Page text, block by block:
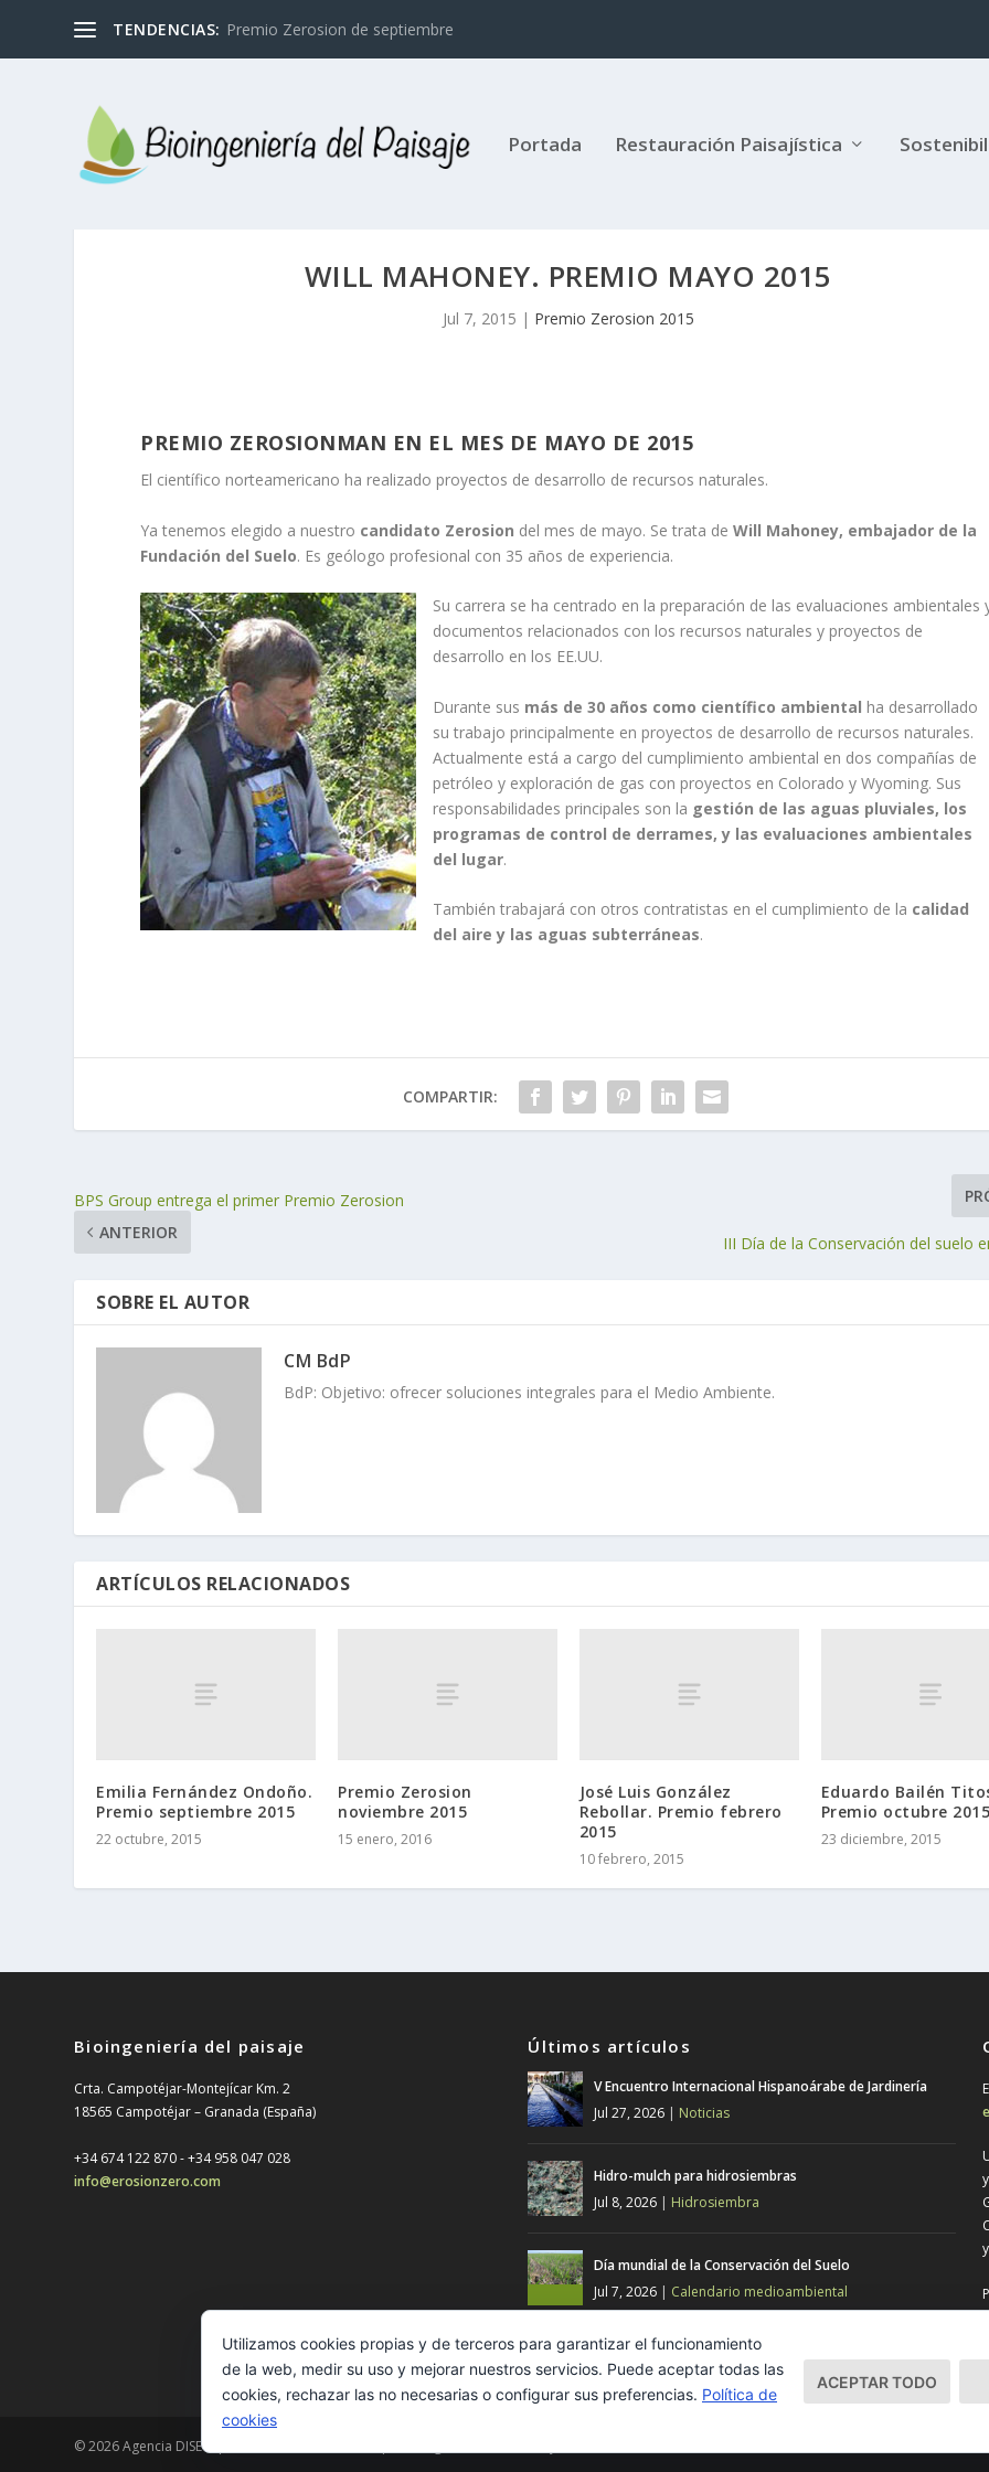
TENDENCIAS: Premio Zerosion de septiembre
Portada Restauración Paisajística
WILL MAHONEY. PREMIO MAYO 2015
Jul 7, 2015 | Premio Zerosion 2015
PREMIO ZEROSIONMAN EN EL MES DE MAYO DE 2015
El científico norteamericano ha realizado proyectos de desarrollo de recursos naturales.
Ya tenemos elegido a nuestro candidato Zerosion del mes de mayo. Se trata deWill Mahoney, embajador de la
Fundación del Suelo. Es geólogo profesional con 35 años de experiencia.
Su carrera se ha centrado en la preparación de las evaluaciones ambientales
documentos relacionados con los recursos naturales y proyectos de
desarrollo en los EE.UU.
Durante sus más de 30 años como científico ambiental ha desarrollado
su trabajo principalmente en proyectos de desarrollo de recursos naturales.
Actualmente está a cargo del cumplimiento ambiental en dos compañías de
petróleo y exploración de gas con proyectos en Colorado y Wyoming. Sus
responsabilidades principales son la gestión de las aguas pluviales, los
programas de control de derrames, y las evaluaciones ambientales
del lugar.
También trabajará con otros contratistas en el cumplimiento de la calidad
del aire y las aguas subterráneas.
COMPARTIR:
BPS Group entrega el primer Premio Zerosion
ANTERIOR
III Día de la Conservación del suelo
SOBRE EL AUTOR
CM BdP
BdP: Objetivo: ofrecer soluciones integrales para el Medio Ambiente.
ARTÍCULOS RELACIONADOS
Emilia Fernández Ondoño.
Premio septiembre 2015
22 octubre, 2015
Premio Zerosion
noviembre 2015
15 enero, 2016
José Luis González
Rebollar. Premio febrero
2015
10 febrero, 2015
Eduardo Bailén
Premio octubre
23 diciembre, 2015
Bioingeniería del paisaje
Crta. Campotéjar-Montejícar Km. 2
18565 Campotéjar – Granada (España)
+34 674 122 870 - ‎+34 958 047 028
info@erosionzero.com
Últimos artículos
V Encuentro Internacional Hispanoárabe de Jardinería
Jul 27, 2026 | Noticias
Hidro-mulch para hidrosiembras
Jul 8, 2026 | Hidrosiembra
Día mundial de la Conservación del Suelo
Jul 7, 2026 | Calendario medioambiental
© 2026 Agencia DISEO |
Utilizamos cookies propias y de terceros para garantizar el funcionamiento
de la web, medir su uso y mejorar nuestros servicios. Puede aceptar todas las
cookies, rechazar las no necesarias o configurar sus preferencias. Política de
cookies
ACEPTAR TODO